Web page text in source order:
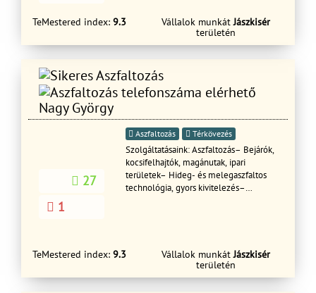
habozzon és vegye fel velem a
kapcsolatot, ha szobafestésre,
gipszkartonszerelésre , teljeskörű
Üdvözlettel Tóth Csaba
TeMestered index: 9.3 Vállalok munkátJászkisér
területén
Nagy György
27
1
Aszfaltozás Térkövezés
Szolgáltatásaink: Aszfaltozás– Bejárók,
kocsifelhajtók, magánutak, ipari
területek– Hideg- és melegaszfaltos
technológia, gyors kivitelezés–
Tartós, szabványos kivitelezés
nehézgépes háttérrel Kerítésépítés–
Beton, tégla, zsalukő, fakerítések
TeMestered index: 9.3 Vállalok munkátJászkisér
területén